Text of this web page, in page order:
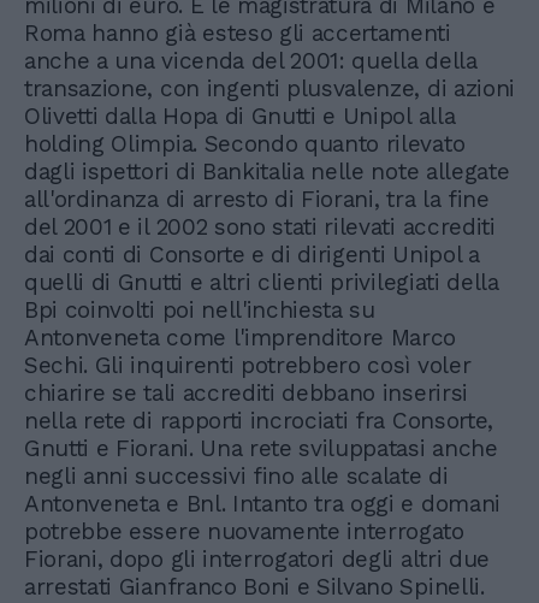
milioni di euro. E le magistratura di Milano e
Roma hanno già esteso gli accertamenti
anche a una vicenda del 2001: quella della
transazione, con ingenti plusvalenze, di azioni
Olivetti dalla Hopa di Gnutti e Unipol alla
holding Olimpia. Secondo quanto rilevato
dagli ispettori di Bankitalia nelle note allegate
all'ordinanza di arresto di Fiorani, tra la fine
del 2001 e il 2002 sono stati rilevati accrediti
dai conti di Consorte e di dirigenti Unipol a
quelli di Gnutti e altri clienti privilegiati della
Bpi coinvolti poi nell'inchiesta su
Antonveneta come l'imprenditore Marco
Sechi. Gli inquirenti potrebbero così voler
chiarire se tali accrediti debbano inserirsi
nella rete di rapporti incrociati fra Consorte,
Gnutti e Fiorani. Una rete sviluppatasi anche
negli anni successivi fino alle scalate di
Antonveneta e Bnl. Intanto tra oggi e domani
potrebbe essere nuovamente interrogato
Fiorani, dopo gli interrogatori degli altri due
arrestati Gianfranco Boni e Silvano Spinelli.